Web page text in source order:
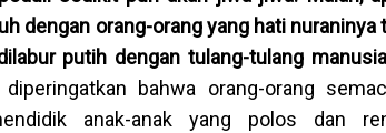
dengan orang-orang yang hati
putih dengan tulang-tulang
bahwa orang-orang
anak-anak yang polos dan